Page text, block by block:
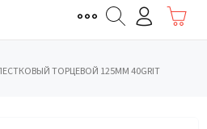
ТОРЦЕВОЙ 125ММ 40GRIT